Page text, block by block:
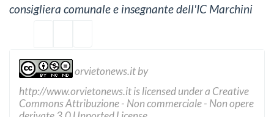
consigliera comunale e insegnante dell'IC Marchini
orvietonews.itby
http://www.orvietonews.itis licensed under a Creative
Commons Attribuzione - Non commerciale - Non opere